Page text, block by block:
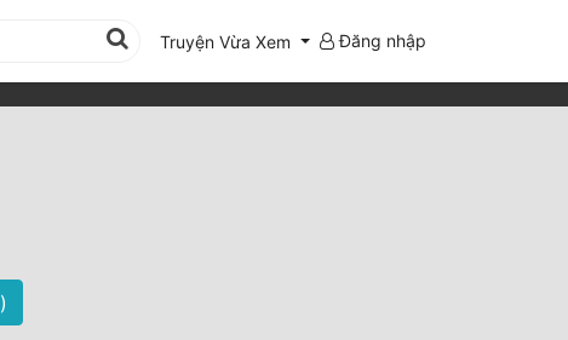
Truyện Vừa Xem Đăng nhập
)